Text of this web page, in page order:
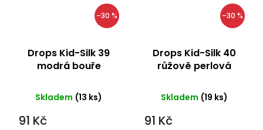
–30 %
Drops Kid-Silk 39
modrá bouře
Skladem (13 ks)
91 Kč
–30 %
Drops Kid-Silk 40
růžově perlová
Skladem (19 ks)
91 Kč